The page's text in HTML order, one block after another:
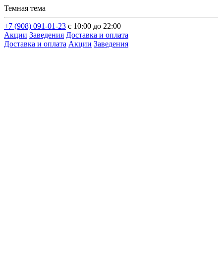
Темная тема
+7 (908) 091-01-23 с 10:00 до 22:00
Акции Заведения Доставка и оплата
Доставка и оплата Акции Заведения